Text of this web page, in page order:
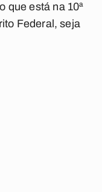
que está na 10ª
Federal, seja